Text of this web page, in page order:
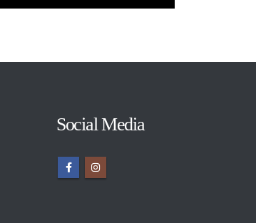
Social Media